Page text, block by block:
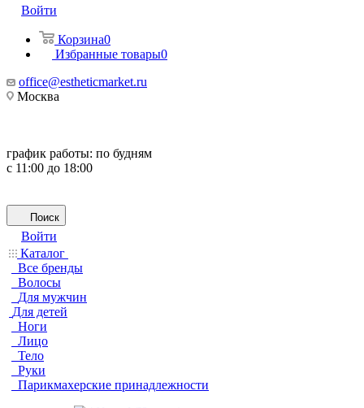
Войти
Корзина0
Избранные товары0
office@estheticmarket.ru
Москва
график работы: по будням
с 11:00 до 18:00
Поиск
Войти
Каталог
Все бренды
Волосы
Для мужчин
Для детей
Ноги
Лицо
Тело
Руки
Парикмахерские принадлежности